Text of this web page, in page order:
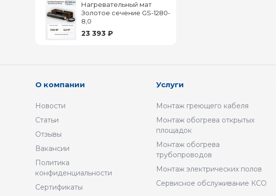
Нагревательный мат
Золотое сечение GS-1280-
8,0
23 393 ₽
О компании
Новости
Статьи
Отзывы
Вакансии
Политика
конфиденциальности
Сертификаты
Услуги
Монтаж греющего кабеля
Монтаж обогрева открытых
площадок
Монтаж обогрева
трубопроводов
Монтаж электрических полов
Сервисное обслуживание КСО